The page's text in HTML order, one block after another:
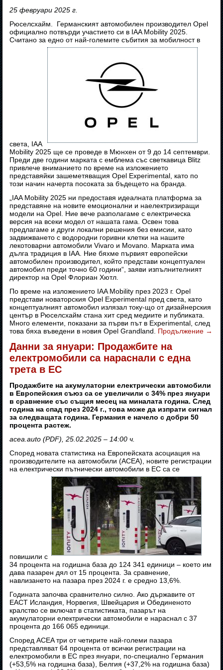
25 февруари 2025 г.
Рюселсхайм. Германският автомобилен производител Opel
официално потвърди участието си в IAA Mobility 2025.
Считано за едно от най-големите събития за мобилност в
света, IAA
Mobility 2025 ще се проведе в Мюнхен от 9 до 14 септември.
Преди две години марката с емблема със светкавица Blitz
привлече вниманието по време на изложението
представяйки зашеметяващия Opel Experimental, като по
този начин начерта посоката за бъдещето на бранда.
„IAA Mobility 2025 ни предоставя идеалната платформа за
представяне на новите емоционални и наелектризиращи
модели на Opel. Ние вече разполагаме с електрическа
версия на всеки модел от нашата гама. Освен това
предлагаме и други локални решения без емисии, като
задвижването с водородни горивни клетки на нашите
лекотоварни автомобили Vivaro и Movano. Марката има
дълга традиция в IAA. Ние бяхме първият европейски
автомобилен производител, който представи концептуален
автомобил преди точно 60 години“, заяви изпълнителният
директор на Opel Флориан Хютл.
По време на изложението IAA Mobility през 2023 г. Opel
представи новаторския Opel Experimental пред света, като
концептуалният автомобил излязал току-що от дизайнерския
център в Рюселсхайм стана хит сред медиите и публиката.
Много елементи, показани за първи път в Experimental, след
това бяха въведени в новия Opel Grandland. Продължение →
Данни за януари: Продажбите на
електромобили са нараснали с една
трета в ЕС
Продажбите на акумулаторни електрически автомобили
в Европейския съюз са се увеличили с 34% през януари
в сравнение със същия месец на миналата година. След
година на спад през 2024 г., това може да изпрати сигнал
за следващата година. Германия е начело с добри 50
процента растеж.
acea.auto (PDF), 25.02.2025 – 14:00 ч.
Според новата статистика на Европейската асоциация на
производителите на автомобили (ACEA), новите регистрации
на електрически пътнически автомобили в ЕС са се
повишили с
34 процента на годишна база до 124 341 единици – което им
дава пазарен дял от 15 процента. За сравнение,
навлизането на пазара през 2024 г. е средно 13,6%.
Годината започва сравнително силно. Ако държавите от
ЕАСТ Исландия, Норвегия, Швейцария и Обединеното
кралство се включат в статистиката, пазарът на
акумулаторни електрически автомобили е нараснал с 37
процента до 166 065 единици.
Според ACEA три от четирите най-големи пазара
представляват 64 процента от всички регистрации на
електромобили в ЕС през януари, по-специално Германия
(+53,5% на годишна база), Белгия (+37,2% на годишна база)